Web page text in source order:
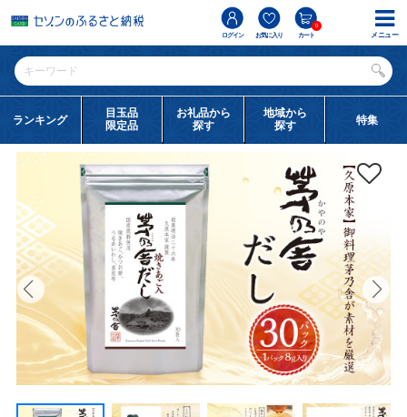
ログイン お気に入り カート
0
ランキング
目玉品
限定品
お礼品から
探す
地域から
探す
特集
メニュー